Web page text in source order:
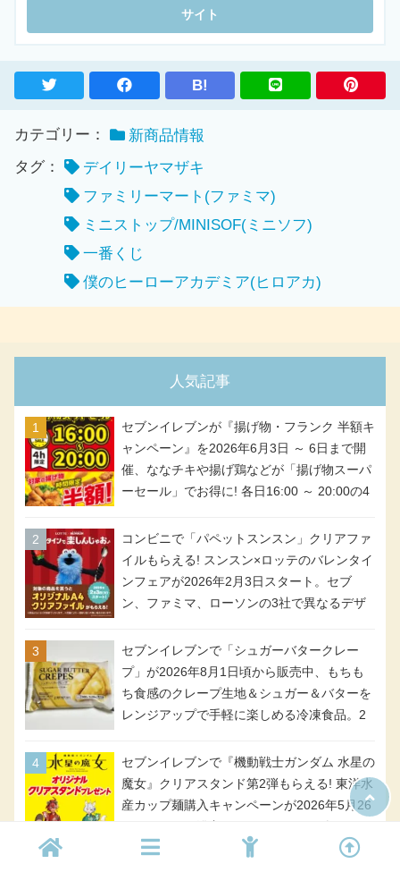
B!
カテゴリー：
新商品情報
タグ：
デイリーヤマザキ
ファミリーマート(ファミマ)
ミニストップ/MINISOF(ミニソフ)
一番くじ
僕のヒーローアカデミア(ヒロアカ)
人気記事
セブンイレブンが『揚げ物・フランク 半額キ
ャンペーン』を2026年6月3日 ～ 6日まで開
催、ななチキや揚げ鶏などが「揚げ物スーパ
ーセール」でお得に! 各日16:00 ～ 20:00の4
アメリカンドッグが税抜き69円!
コンビニで「パペットスンスン」クリアファ
イルもらえる! スンスン×ロッテのバレンタイ
ンフェアが2026年2月3日スタート。セブ
ン、ファミマ、ローソンの3社で異なるデザ
セブンイレブンで「シュガーバタークレー
プ」が2026年8月1日頃から販売中、もちも
ち食感のクレープ生地＆シュガー＆バターを
レンジアップで手軽に楽しめる冷凍食品。2
セブンイレブンで『機動戦士ガンダム 水星の
魔女』クリアスタンド第2弾もらえる! 東洋水
産カップ麺購入キャンペーンが2026年5月26
ッタ / ミオリネ / グエル / エラン(強化人士4